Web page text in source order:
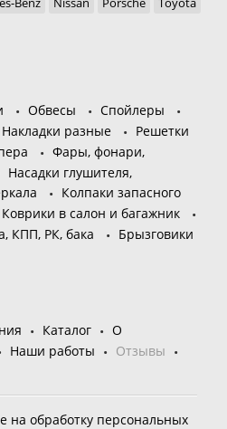
Обвесы
Спойлеры
Накладки разные
Решетки
Фары, фонари,
Насадки глушителя,
Колпаки запасного
Коврики в салон и багажник
КПП, РК, бака
Брызговики
Каталог
О
Наши работы
Отзывы
на обработку персональных